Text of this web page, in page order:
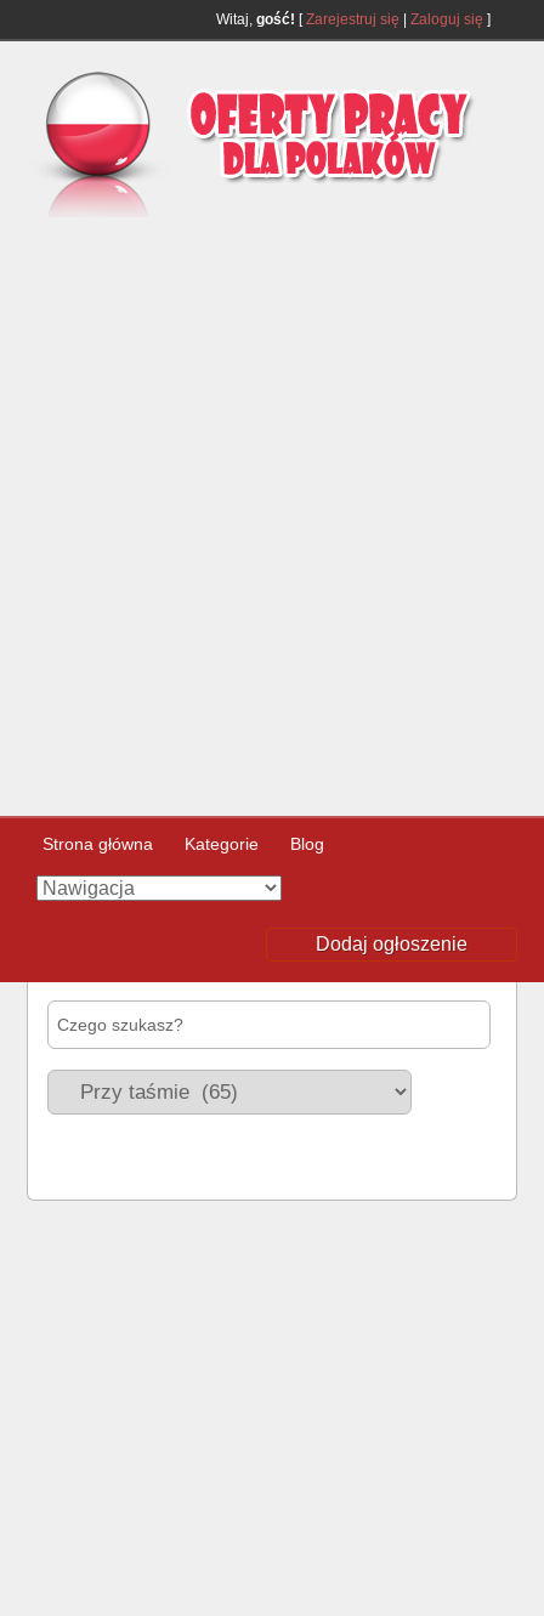
Witaj, gość! [Zarejestruj się Zaloguj się ]
Strona główna Kategorie Blog
Dodaj ogłoszenie